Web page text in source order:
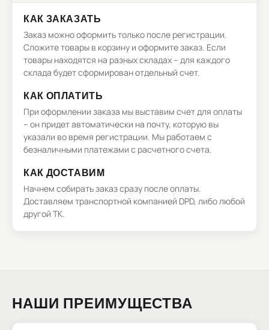
КАК ЗАКАЗАТЬ
Заказ можно оформить только после регистрации.
Сложите товары в корзину и оформите заказ. Если
товары находятся на разных складах – для каждого
склада будет сформирован отдельный счет.
КАК ОПЛАТИТЬ
При оформлении заказа мы выставим счет для оплаты
– он придет автоматически на почту, которую вы
указали во время регистрации. Мы работаем с
безналичными платежами с расчетного счета.
КАК ДОСТАВИМ
Начнем собирать заказ сразу после оплаты.
Доставляем транспортной компанией DPD, либо любой
другой ТК.
НАШИ ПРЕИМУЩЕСТВА